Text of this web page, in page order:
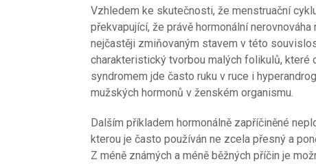
Vzhledem ke skutečnosti, že menstruační
překvapující, že právě hormonální
nejčastěji zmiňovaným stavem v této
charakteristický tvorbou malých folikulů, které
syndromem jde často ruku v ruce i
mužských hormonů v ženském organismu.
Dalším příkladem hormonálně zapříčiněné
kterou je často používán ne zcela přesný a
Z méně známých a méně běžných příčin je